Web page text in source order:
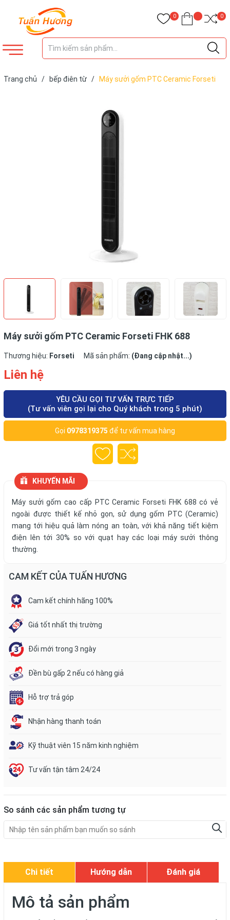
0 0
Trang chủ / bếp điên từ /
Máy sưởi gốm PTC Ceramic Forseti
Máy sưởi gốm PTC Ceramic Forseti FHK 688
Thương hiệu: Forseti Mã sản phẩm: (Đang cập nhật...)
Liên hệ
YÊU CẦU GỌI TƯ VẤN TRỰC TIẾP
(Tư vấn viên gọi lại cho Quý khách trong 5 phút)
Gọi 0978319375 để tư vấn mua hàng
KHUYẾN MÃI
Máy sưởi gốm cao cấp PTC Ceramic Forseti FHK 688 có vẻ
ngoài được thiết kế nhỏ gọn, sử dụng gốm PTC (Ceramic)
mang tới hiệu quả làm nóng an toàn, với khả năng tiết kiệm
điện lên tới 30% so với quạt hay các loại máy sưởi thông
thường.
CAM KẾT CỦA TUẤN HƯƠNG
Cam kết chính hãng 100%
Giá tốt nhất thị trường
Đổi mới trong 3 ngày
Đền bù gấp 2 nếu có hàng giả
Hỗ trợ trả góp
Nhận hàng thanh toán
Kỹ thuật viên 15 năm kinh nghiệm
Tư vấn tận tâm 24/24
So sánh các sản phẩm tương tự
Chi tiết Hướng dẫn Đánh giá
Mô tả sản phẩm